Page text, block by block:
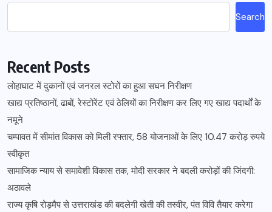
Search
Recent Posts
लोहाघाट में दुकानों एवं जनरल स्टोरों का हुआ सघन निरीक्षण
खाद्य प्रतिष्ठानों, ढाबों, रेस्टोरेंट एवं ठेलियों का निरीक्षण कर लिए गए खाद्य पदार्थों के
नमूने
चम्पावत में सीमांत विकास को मिली रफ्तार, 58 योजनाओं के लिए 10.47 करोड़ रुपये
स्वीकृत
सामाजिक न्याय से समावेशी विकास तक, मोदी सरकार ने बदली करोड़ों की जिंदगी:
अठावले
राज्य कृषि रोड़मैप से उत्तराखंड की बदलेगी खेती की तस्वीर, पंत विवि तैयार करेगा